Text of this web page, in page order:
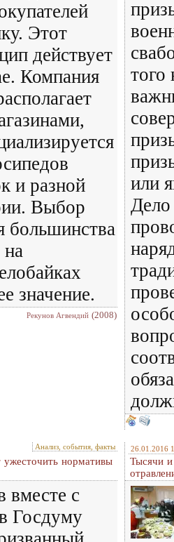
Этот
действует
Компания
и разной
Выбор
большинства
значение.
Рекунов Агвендий (2008)
того
или
Дело
Анализ, события, факты
ужесточить нормативы
вместе с
Госдуму
26.01.2016
Тысячи